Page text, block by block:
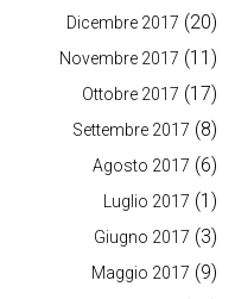
Dicembre 2017 (20)
Novembre 2017 (11)
Ottobre 2017 (17)
Settembre 2017 (8)
Agosto 2017 (6)
Luglio 2017 (1)
Giugno 2017 (3)
Maggio 2017 (9)